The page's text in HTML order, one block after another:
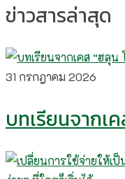
ข่าวสารล่าสุด
31 กรกฎาคม 2026
บทเรียนจากเค